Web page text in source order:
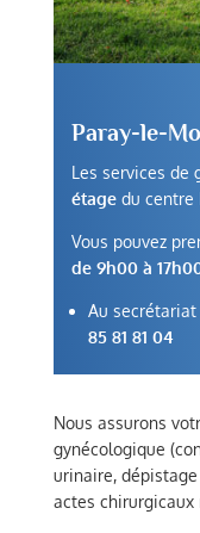
Paray-le-
Les services de
étagedu centre
Vous pouvez
de 9h00 à
Au
85 81 81 04
Nous assurons
gynécologique
urinaire,
actes chirurgicaux